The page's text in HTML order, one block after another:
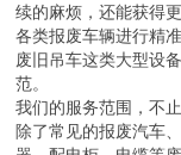
续的麻烦，还能获得
各类报废车辆进行精
废旧吊车这类大型设
范。
我们的服务范围，不
除了常见的报废汽车